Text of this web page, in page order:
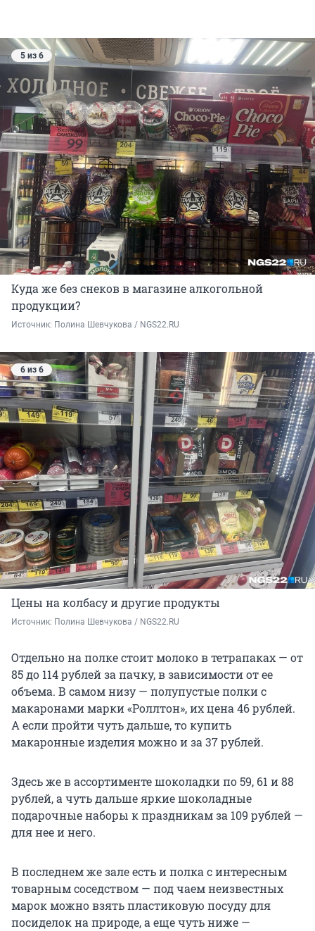
5 из 6
Куда же без снеков в магазине алкогольной
продукции?
Источник: Полина Шевчукова / NGS22.RU
6 из 6
Цены на колбасу и другие продукты
Источник: Полина Шевчукова / NGS22.RU
Отдельно на полке стоит молоко в тетрапаках — от
85 до 114 рублей за пачку, в зависимости от ее
объема. В самом низу — полупустые полки с
макаронами марки «Роллтон», их цена 46 рублей.
А если пройти чуть дальше, то купить
макаронные изделия можно и за 37 рублей.
Здесь же в ассортименте шоколадки по 59, 61 и 88
рублей, а чуть дальше яркие шоколадные
подарочные наборы к праздникам за 109 рублей —
для нее и него.
В последнем же зале есть и полка с интересным
товарным соседством — под чаем неизвестных
марок можно взять пластиковую посуду для
посиделок на природе, а еще чуть ниже —